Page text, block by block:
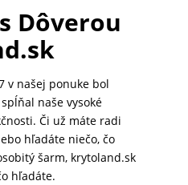
Dôverou
v našej ponuke bol
naše vysoké
Či už máte radi
hľadáte niečo, čo
šarm, krytoland.sk
hľadáte.